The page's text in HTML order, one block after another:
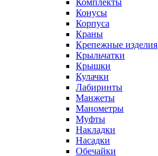
Комплекты
Конусы
Корпуса
Краны
Крепежные изделия
Крыльчатки
Крышки
Кулачки
Лабиринты
Манжеты
Манометры
Муфты
Накладки
Насадки
Обечайки